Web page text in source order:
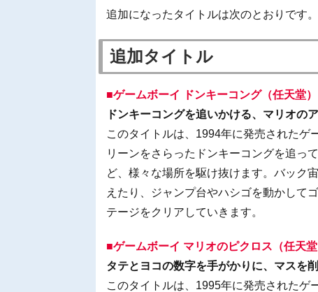
追加になったタイトルは次のとおりです。
追加タイトル
■ゲームボーイ ドンキーコング（任天堂）
ドンキーコングを追いかける、マリオの
このタイトルは、1994年に発売されたゲ
リーンをさらったドンキーコングを追っ
ど、様々な場所を駆け抜けます。バック
えたり、ジャンプ台やハシゴを動かして
テージをクリアしていきます。
■ゲームボーイ マリオのピクロス（任天堂
タテとヨコの数字を手がかりに、マスを
このタイトルは、1995年に発売されたゲ